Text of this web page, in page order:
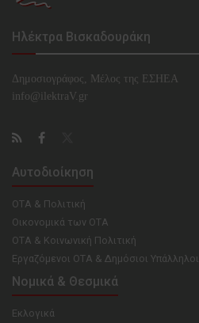
Ηλέκτρα Βισκαδουράκη
Δημοσιογράφος, Μέλος της ΕΣHΕΑ
info@ilektraV.gr
Αυτοδιοίκηση
ΟΤΑ & Πολιτική
Οικονομικά των ΟΤΑ
ΟΤΑ & Κοινωνική Πολιτική
Εργαζόμενοι ΟΤΑ & Δημόσιοι Υπάλληλοι
Νομικά & Θεσμικά
Εκλογικά